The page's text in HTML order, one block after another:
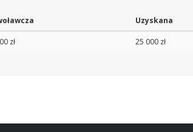
Uzyskana
zł 25 000 zł